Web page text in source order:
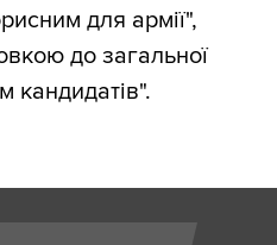
для армії",
до загальної
кандидатів".